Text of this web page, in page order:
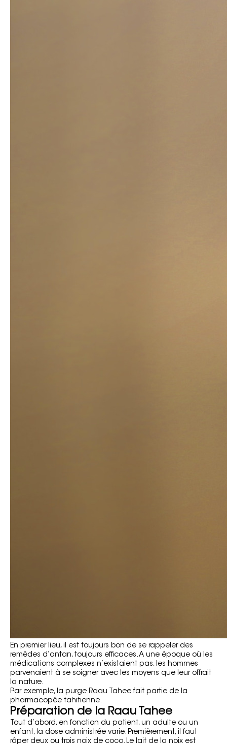
En premier lieu, il est toujours bon de se rappeler des
remèdes d’antan, toujours efficaces. A une époque où les
médications complexes n’existaient pas, les hommes
parvenaient à se soigner avec les moyens que leur offrait
la nature.
Par exemple, la purge Raau Tahee fait partie de la
pharmacopée tahitienne.
Préparation de la Raau Tahee
Tout d’abord, en fonction du patient, un adulte ou un
enfant, la dose administrée varie. Premièrement, il faut
râper deux ou trois noix de coco. Le lait de la noix est